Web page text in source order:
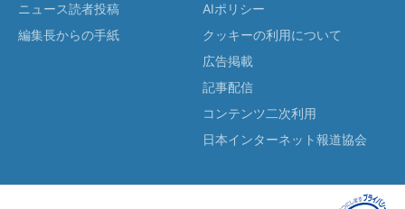
ニュース読者投稿
編集長からの手紙
AIポリシー
クッキーの利用について
広告掲載
記事配信
コンテンツ二次利用
日本インターネット報道協会